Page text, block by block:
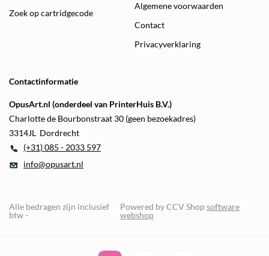
Zoek op cartridgecode
Algemene voorwaarden
Contact
Privacyverklaring
Contactinformatie
OpusArt.nl (onderdeel van PrinterHuis B.V.)
Charlotte de Bourbonstraat 30 (geen bezoekadres)
3314JL Dordrecht
(+31) 085 - 2033 597
info@opusart.nl
Alle bedragen zijn inclusief
btw -
Powered by CCV Shopsoftware
webshop